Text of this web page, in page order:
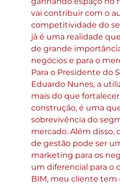
vai contribuir com o
competitividade do
já é uma realidade
de grande
negócios e para o
Para o Presidente do
Eduardo Nunes, a
mais do que
construção, é uma
sobrevivência do
mercado. Além disso,
de gestão pode ser
marketing para os
um diferencial para o
BIM, meu cliente tem